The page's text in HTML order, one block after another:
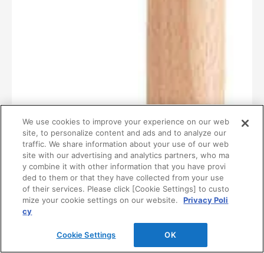
We use cookies to improve your experience on our web
site, to personalize content and ads and to analyze our
traffic. We share information about your use of our web
site with our advertising and analytics partners, who ma
y combine it with other information that you have provi
ded to them or that they have collected from your use
of their services. Please click [Cookie Settings] to custo
mize your cookie settings on our website.
Privacy Poli
cy
Cookie Settings OK